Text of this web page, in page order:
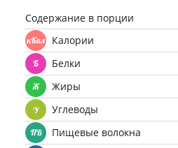
Содержание в порции
Калории
Белки
Жиры
Углеводы
Пищевые волокна